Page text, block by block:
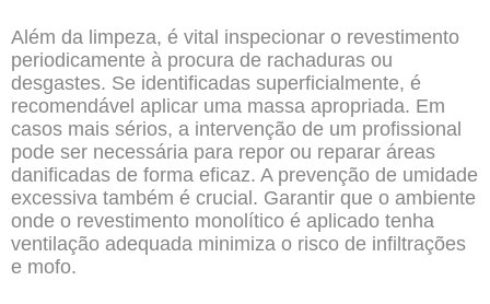
Além da limpeza, é vital inspecionar o revestimento
periodicamente à procura de rachaduras ou
desgastes. Se identificadas superficialmente, é
recomendável aplicar uma massa apropriada. Em
casos mais sérios, a intervenção de um profissional
pode ser necessária para repor ou reparar áreas
danificadas de forma eficaz. A prevenção de umidade
excessiva também é crucial. Garantir que o ambiente
onde o revestimento monolítico é aplicado tenha
ventilação adequada minimiza o risco de infiltrações
e mofo.